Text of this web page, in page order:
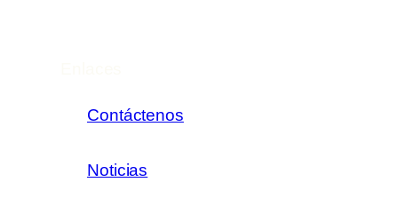
Contáctenos
Noticias